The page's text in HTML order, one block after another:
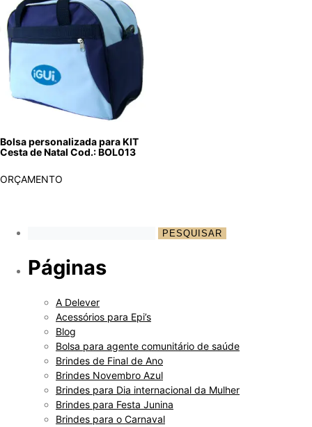
Bolsa personalizada para KIT
Cesta de Natal Cod.: BOL013
ORÇAMENTO
Páginas
A Delever
Acessórios para Epi’s
Blog
Bolsa para agente comunitário de saúde
Brindes de Final de Ano
Brindes Novembro Azul
Brindes para Dia internacional da Mulher
Brindes para Festa Junina
Brindes para o Carnaval